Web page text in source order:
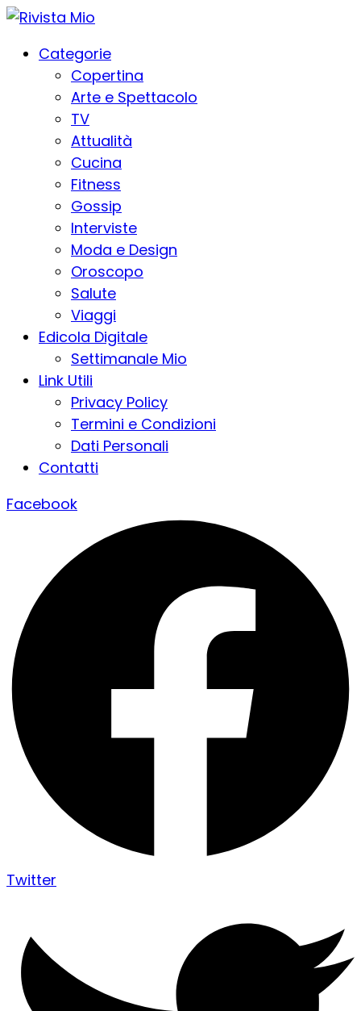
Categorie
Copertina
Arte e Spettacolo
TV
Attualità
Cucina
Fitness
Gossip
Interviste
Moda e Design
Oroscopo
Salute
Viaggi
Edicola Digitale
Settimanale Mio
Link Utili
Privacy Policy
Termini e Condizioni
Dati Personali
Contatti
Facebook
Twitter